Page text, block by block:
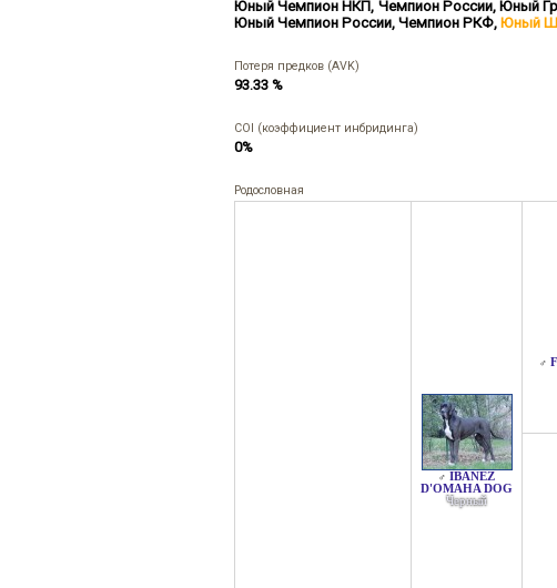
Юный Чемпион НКП, Чемпион России, Юный
Юный Чемпион России, Чемпион РКФ, Юный
Потеря предков (AVK)
93.33 %
COI (коэффициент инбридинга)
0%
Родословная
♂ IBANEZ
D'OMAHA DOG
Черный
♂